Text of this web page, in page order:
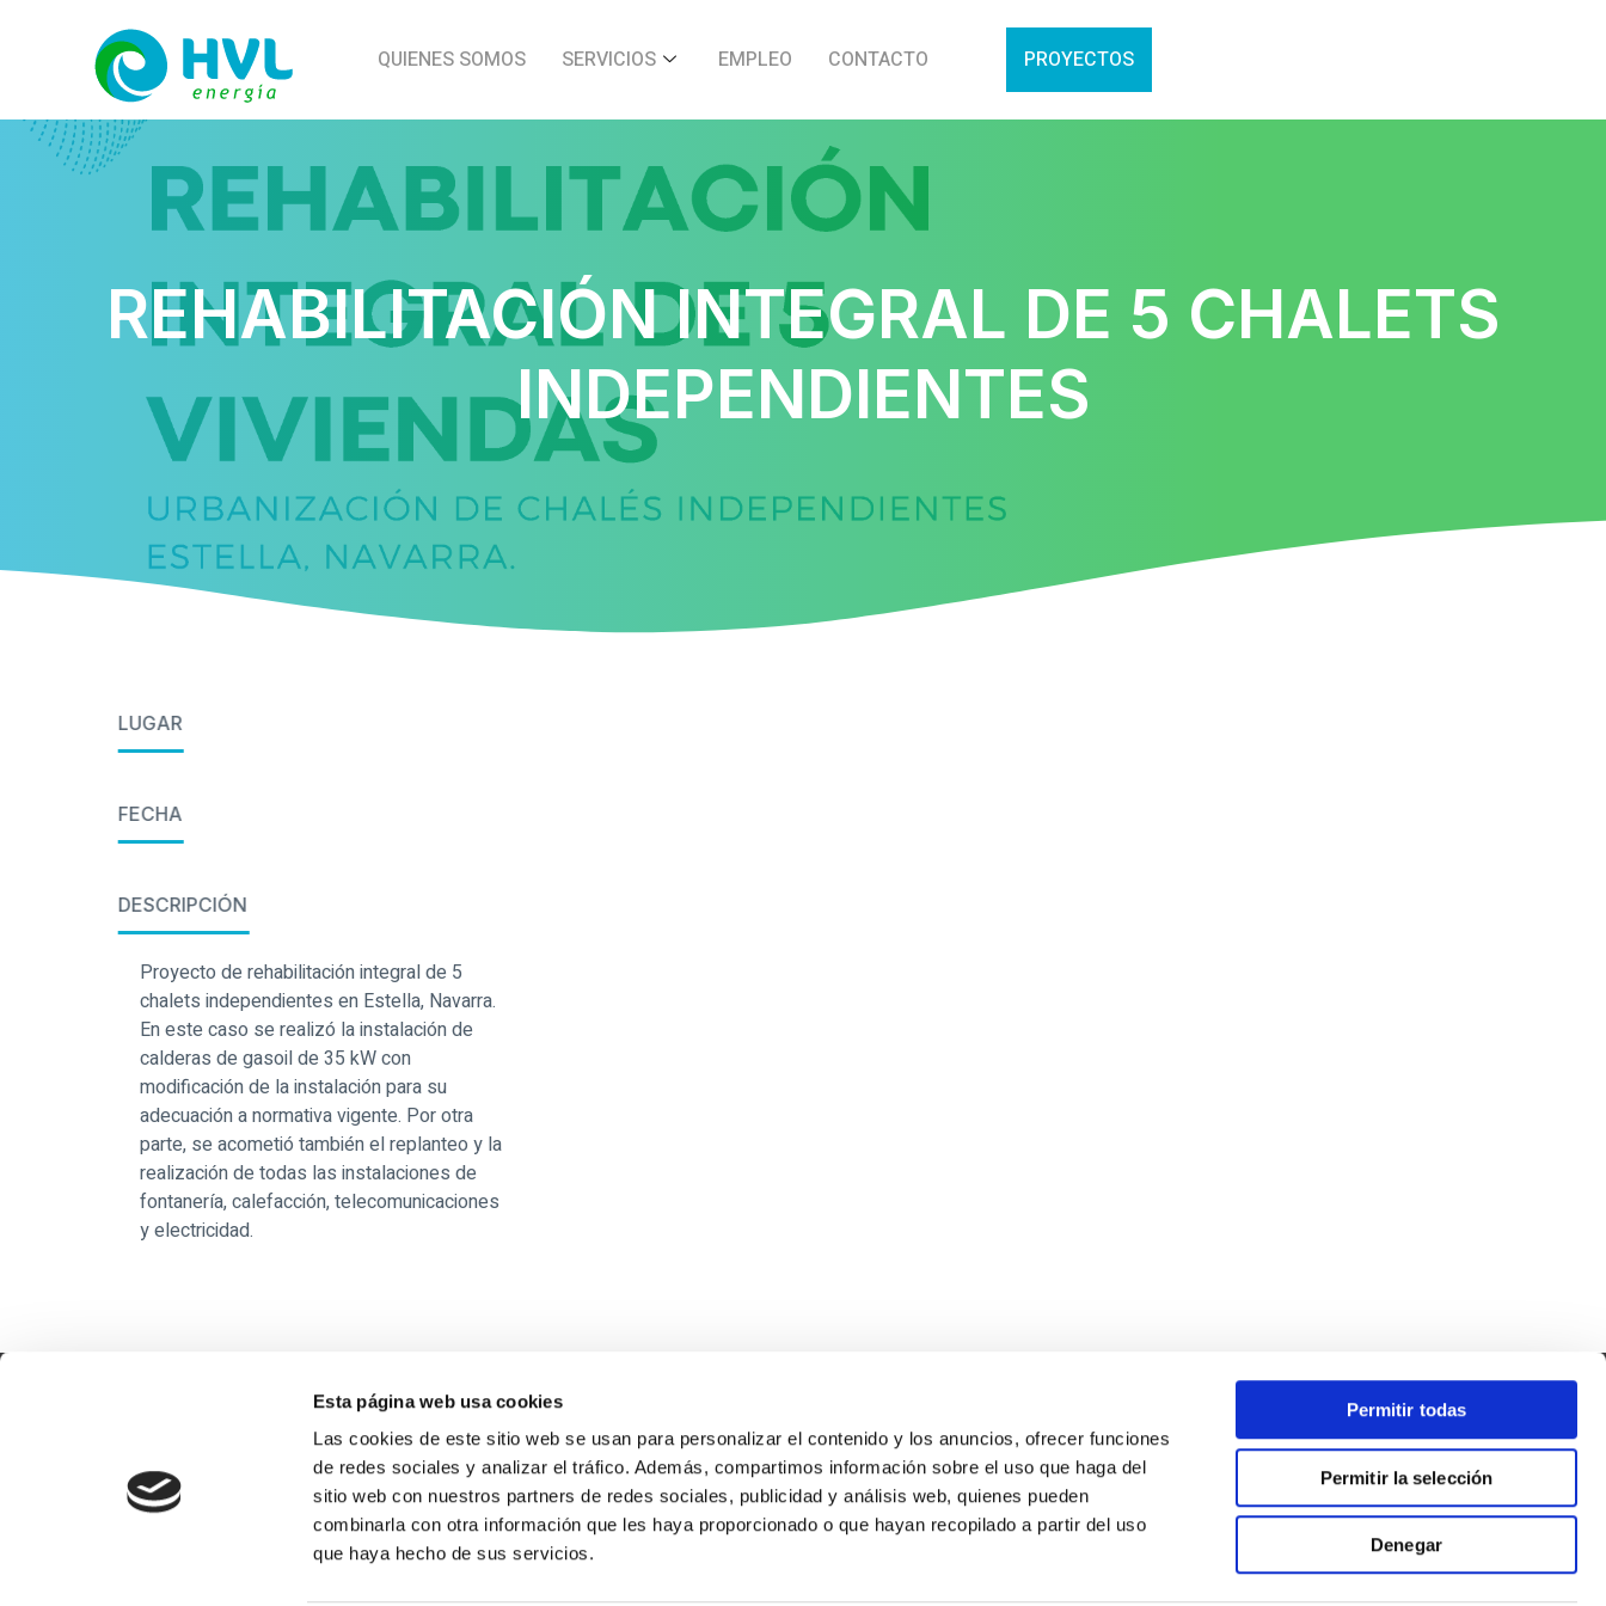
Esta página web usa cookies
Las cookies de este sitio web se usan para personalizar el contenido y los anuncios, ofrecer funciones
de redes sociales y analizar el tráfico. Además, compartimos información sobre el uso que haga del
sitio web con nuestros partners de redes sociales, publicidad y análisis web, quienes pueden
combinarla con otra información que les haya proporcionado o que hayan recopilado a partir del uso
que haya hecho de sus servicios.
Permitir todas
Permitir la selección
Denegar
QUIENES SOMOS SERVICIOS EMPLEO CONTACTO PROYECTOS
REHABILITACIÓN INTEGRAL DE 5 CHALETS
INDEPENDIENTES
LUGAR
FECHA
DESCRIPCIÓN
Proyecto de rehabilitación integral de 5
chalets independientes en Estella, Navarra.
En este caso se realizó la instalación de
calderas de gasoil de 35 kW con
modificación de la instalación para su
adecuación a normativa vigente. Por otra
parte, se acometió también el replanteo y la
realización de todas las instalaciones de
fontanería, calefacción, telecomunicaciones
y electricidad.
Profesionales del sector de
calefacción, climatización y
Contacto
Pol. Ind. la Mies, 39679
Vargas, Cantabria
info@hvlenergias.com
(+34) 942 103 900
Aviso legal
Política de privacidad